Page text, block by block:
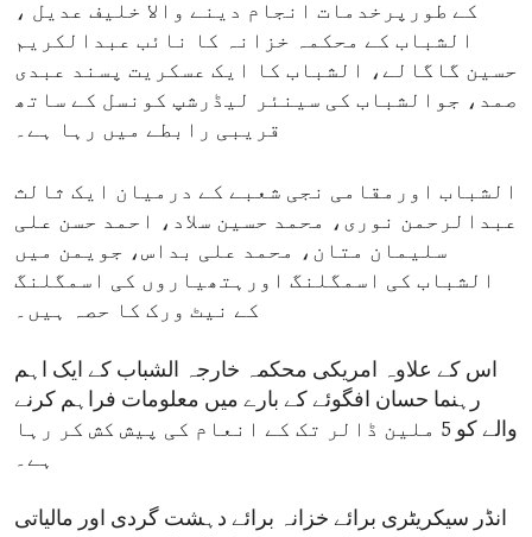
کے طورپرخدمات انجام دینے والا خلیف عدیل ،
الشباب کے محکمہ خزانہ کا نائب عبدالکریم
حسین گاگالے، الشباب کا ایک عسکریت پسند عبدی
صمد، جوالشباب کی سینئر لیڈرشپ کونسل کے ساتھ
قریبی رابطے میں رہا ہے۔
الشباب اورمقامی نجی شعبے کے درمیان ایک ثالث
عبدالرحمن نوری، محمد حسین سلاد، احمد حسن علی
سلیمان متان، محمد علی بداس، جویمن میں
الشباب کی اسمگلنگ اورہتھیاروں کی اسمگلنگ
کے نیٹ ورک کا حصہ ہیں۔
اس کے علاوہ امریکی محکمہ خارجہ الشباب کے ایک اہم
رہنما حسان افگوئے کے بارے میں معلومات فراہم کرنے
والے کو 5 ملین ڈالر تک کے انعام کی پیش کش کر رہا
ہے۔
انڈر سیکریٹری برائے خزانہ برائے دہشت گردی اور مالیاتی